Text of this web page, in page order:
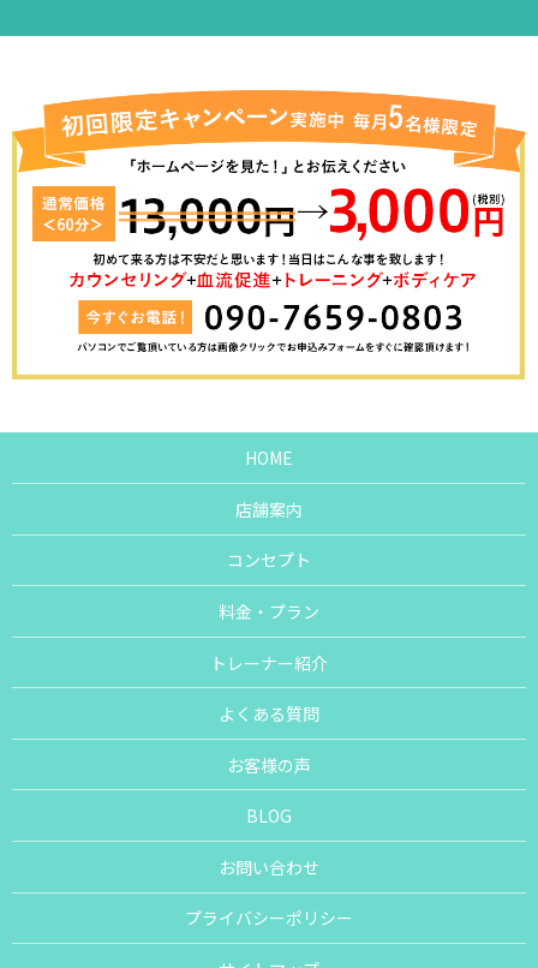
HOME
店舗案内
コンセプト
料金・プラン
トレーナー紹介
よくある質問
お客様の声
BLOG
お問い合わせ
プライバシーポリシー